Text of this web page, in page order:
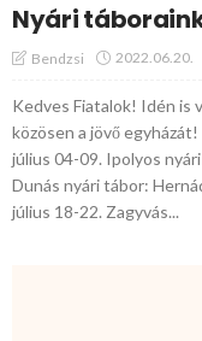
Nyári
Bendzsi 2022.06.20.
Kedves Fiatalok! Idén is
közösen a jövő
július 04-09. Ipolyos
Dunás nyári tábor:
július 18-22. Zagyvás...